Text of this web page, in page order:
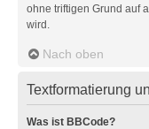
ohne triftigen Grund auf
wird.
Nach oben
Textformatierung
Was ist BBCode?